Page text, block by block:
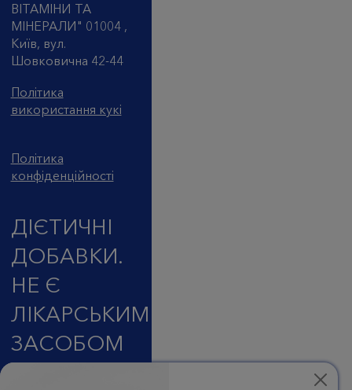
ВІТАМІНИ ТА
МІНЕРАЛИ" 01004 ,
Київ, вул.
Шовковична 42-44
Політика
використання кукі
Політика
конфіденційності
ДІЄТИЧНІ
ДОБАВКИ.
НЕ Є
ЛІКАРСЬКИМ
ЗАСОБОМ